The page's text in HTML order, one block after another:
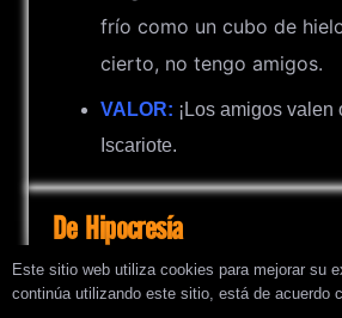
frío como un cubo de
cierto, no tengo amigos.
VALOR: ¡Los amigos valen
Iscariote.
De Hipocresía
Este sitio web utiliza cookies para mejorar su
continúa utilizando este sitio, está de acuerdo